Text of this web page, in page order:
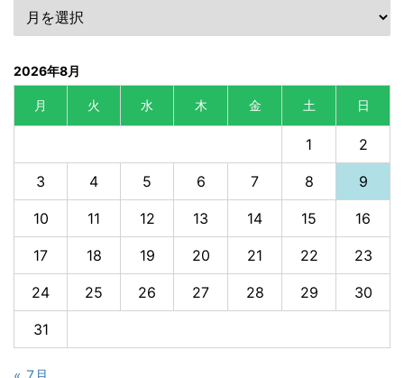
2026年8月
月 火 水 木 金 土 日
1 2
3 4 5 6 7 8 9
10 11 12 13 14 15 16
17 18 19 20 21 22 23
24 25 26 27 28 29 30
31